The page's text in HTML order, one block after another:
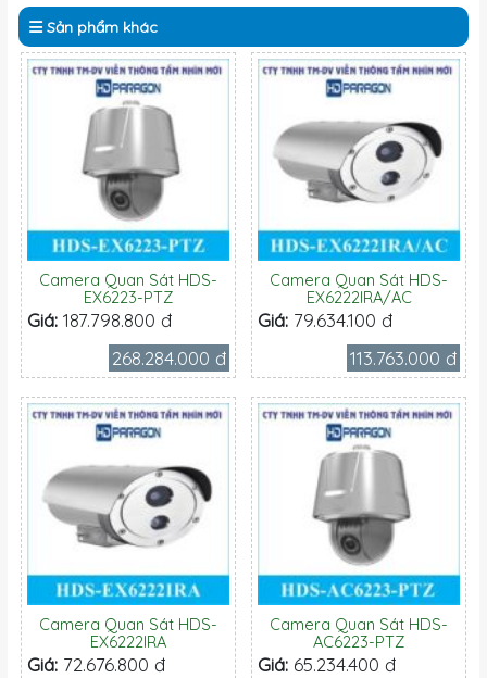
Sản phẩm khác
Camera Quan Sát HDS-
EX6223-PTZ
Giá: 187.798.800 đ
268.284.000 đ
Camera Quan Sát HDS-
EX6222IRA/AC
Giá: 79.634.100 đ
113.763.000 đ
Camera Quan Sát HDS-
EX6222IRA
Giá: 72.676.800 đ
Camera Quan Sát HDS-
AC6223-PTZ
Giá: 65.234.400 đ